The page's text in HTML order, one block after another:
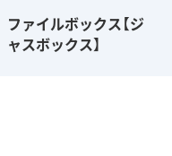
ファイルボックス【ジ
ャスボックス】